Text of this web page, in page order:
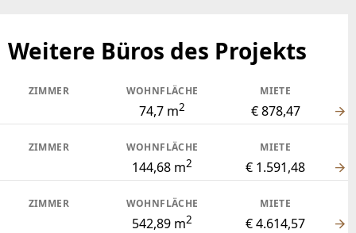
Weitere Büros des Projekts
ZIMMER WOHNFLÄCHE
74,7 m2
MIETE
€ 878,47
ZIMMER WOHNFLÄCHE
144,68 m2
MIETE
€ 1.591,48
ZIMMER WOHNFLÄCHE
542,89 m2
MIETE
€ 4.614,57